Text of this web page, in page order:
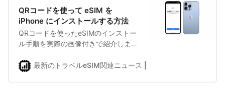
QRコードを使って eSIM を
iPhone にインストールする方法
QRコードを使ったeSIMのインストー
ル手順を実際の画像付きで紹介しま
最新のトラベルeSIM関連ニュース | eSIMDBブログ